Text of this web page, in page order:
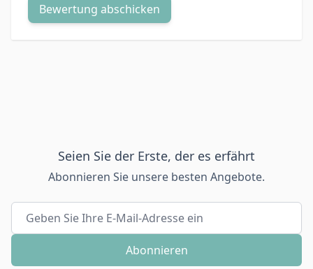
Bewertung abschicken
Seien Sie der Erste, der es erfährt
Abonnieren Sie unsere besten Angebote.
E-Mailadresse
Abonnieren